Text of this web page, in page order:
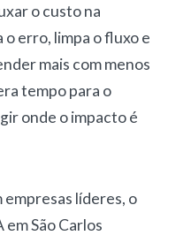
o custo na
o erro, limpa o fluxo e
mais com menos
tempo para o
onde o impacto é
empresas líderes, o
São Carlos